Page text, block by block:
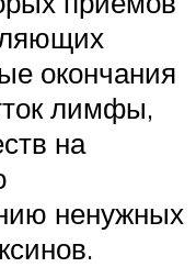
окончания
лимфы,
на
ненужных